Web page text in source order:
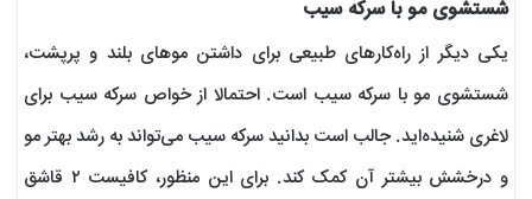
شستشوی مو با سرکه سیب
یکی دیگر از راه‌کارهای طبیعی برای داشتن موهای بلند و پرپشت،
شستشوی مو با سرکه سیب است. احتمالا از خواص سرکه سیب برای
لاغری شنیده‌اید. جالب است بدانید سرکه سیب می‌تواند به رشد بهتر مو
و درخشش بیشتر آن کمک کند. برای این منظور، کافیست ۲ قاشق